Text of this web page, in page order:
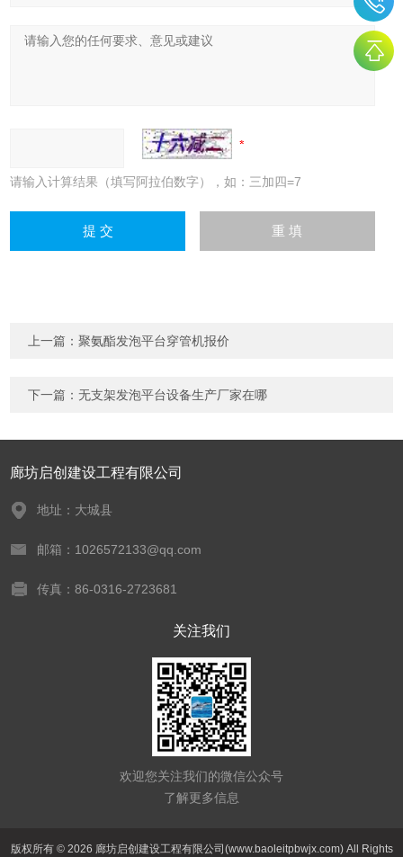
请输入计算结果（填写阿拉伯数字），如：三加四=7
上一篇：聚氨酯发泡平台穿管机报价
下一篇：无支架发泡平台设备生产厂家在哪
廊坊启创建设工程有限公司
地址：大城县
邮箱：1026572133@qq.com
传真：86-0316-2723681
关注我们
欢迎您关注我们的微信公众号
了解更多信息
版权所有 © 2026 廊坊启创建设工程有限公司(www.baoleitpbwjx.com) All Rights